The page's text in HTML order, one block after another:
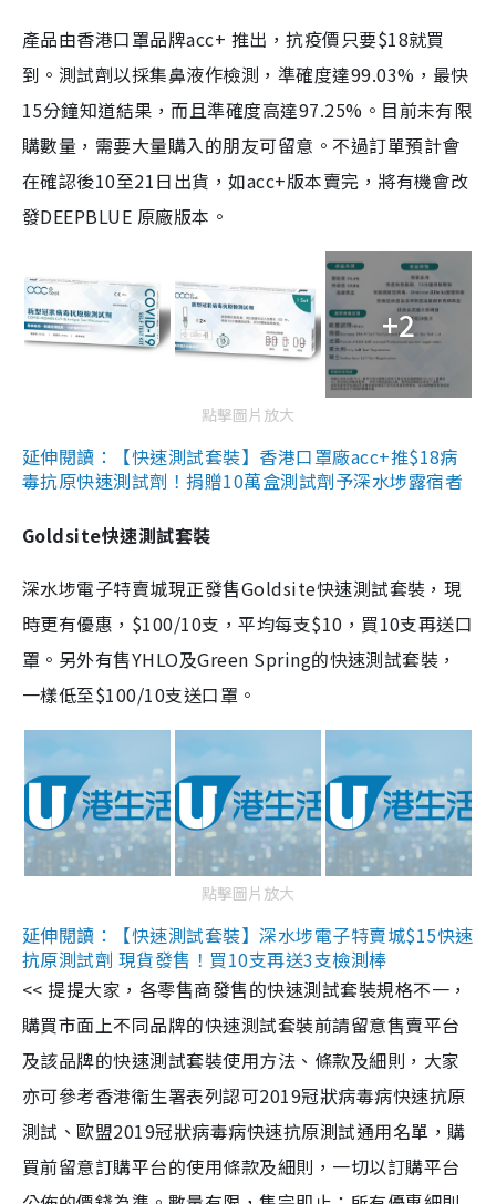
產品由香港口罩品牌acc+ 推出，抗疫價只要$18就買
到。測試劑以採集鼻液作檢測，準確度達99.03%，最快
15分鐘知道結果，而且準確度高達97.25%。目前未有限
購數量，需要大量購入的朋友可留意。不過訂單預計會
在確認後10至21日出貨，如acc+版本賣完，將有機會改
發DEEPBLUE 原廠版本。
+2
點擊圖片放大
延伸閱讀：【快速測試套裝】香港口罩廠acc+推$18病
毒抗原快速測試劑！捐贈10萬盒測試劑予深水埗露宿者
Goldsite快速測試套裝
深水埗電子特賣城現正發售Goldsite快速測試套裝，現
時更有優惠，$100/10支，平均每支$10，買10支再送口
罩。另外有售YHLO及Green Spring的快速測試套裝，
一樣低至$100/10支送口罩。
點擊圖片放大
延伸閱讀：【快速測試套裝】深水埗電子特賣城$15快速
抗原測試劑 現貨發售！買10支再送3支檢測棒
<< 提提大家，各零售商發售的快速測試套裝規格不一，
購買市面上不同品牌的快速測試套裝前請留意售賣平台
及該品牌的快速測試套裝使用方法、條款及細則，大家
亦可參考香港衞生署表列認可2019冠狀病毒病快速抗原
測試、歐盟2019冠狀病毒病快速抗原測試通用名單，購
買前留意訂購平台的使用條款及細則，一切以訂購平台